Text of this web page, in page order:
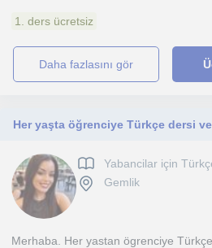
1. ders ücretsiz
daha fazlasını gör
Her yaşta öğrenciye Türkçe dersi
Yabancilar için
Gemlik
Merhaba. Her yastan ögrenciye